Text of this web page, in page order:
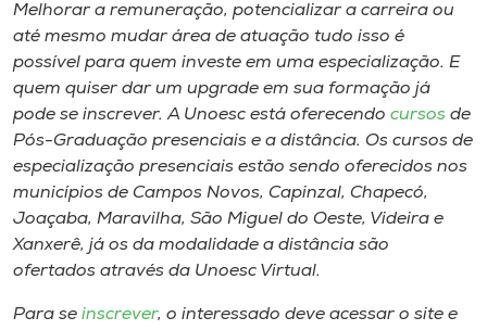
Unoesc
Store
Selecione
o idioma
A+
Melhorar a remuneração, potencializar a carreira ou
até mesmo mudar área de atuação tudo isso é
possível para quem investe em uma especialização. E
quem quiser dar um upgrade em sua formação já
pode se inscrever. A Unoesc está oferecendo cursos de
Pós-Graduação presenciais e a distância. Os cursos de
especialização presenciais estão sendo oferecidos nos
municípios de Campos Novos, Capinzal, Chapecó,
Joaçaba, Maravilha, São Miguel do Oeste, Videira e
Xanxerê, já os da modalidade a distância são
ofertados através da Unoesc Virtual.
Para se inscrever, o interessado deve acessar o site e